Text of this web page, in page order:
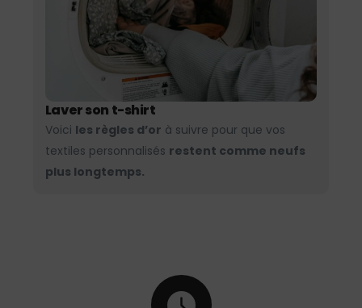
Laver son t-shirt
Voici les règles d’or à suivre pour que vos
textiles personnalisés restent comme neufs
plus longtemps.